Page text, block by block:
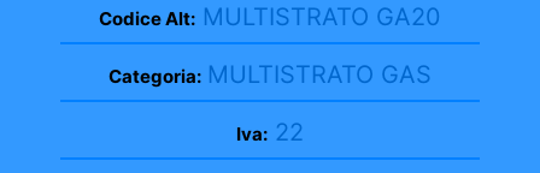
Codice Alt: MULTISTRATO GA20
Categoria: MULTISTRATO GAS
Iva: 22